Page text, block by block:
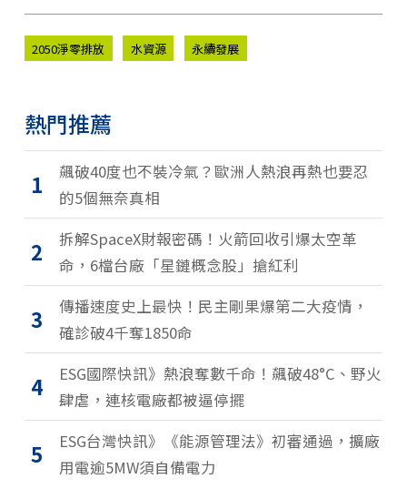
2050淨零排放 水資源 永續發展
熱門推薦
1
飆破40度也不裝冷氣？歐洲人熱浪再熱也要忍
的5個無奈真相
2
拆解SpaceX財報密碼！火箭回收引爆太空革
命，6檔台廠「星鏈概念股」搶紅利
3
傳播速度史上最快！民主剛果爆第二大疫情，
確診破4千奪1850命
4
ESG國際快訊》熱浪奪數千命！飆破48°C、野火
肆虐，連核電廠都被逼停擺
5
ESG台灣快訊》《能源管理法》初審通過，擴廠
用電逾5MW須自備電力